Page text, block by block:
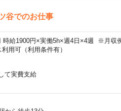
谷でのお仕事
給1900円×実働5h×週4日×4週 ※月収
用可（利用条件有）
て実費支給